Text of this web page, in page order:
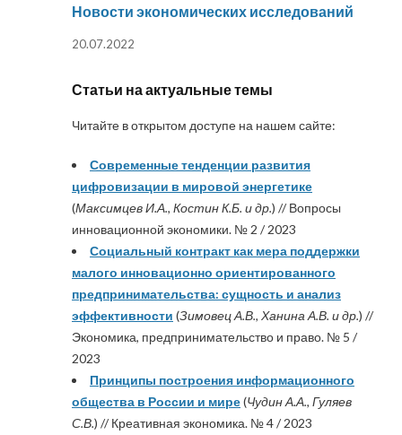
Новости экономических исследований
20.07.2022
Статьи на актуальные темы
Читайте в открытом доступе на нашем сайте:
Современные тенденции развития
цифровизации в мировой энергетике
(Максимцев И.А., Костин К.Б. и др.) // Вопросы
инновационной экономики. № 2 / 2023
Социальный контракт как мера поддержки
малого инновационно ориентированного
предпринимательства: сущность и анализ
эффективности (Зимовец А.В., Ханина А.В. и др.) //
Экономика, предпринимательство и право. № 5 /
2023
Принципы построения информационного
общества в России и мире(Чудин А.А., Гуляев
С.В.) // Креативная экономика. № 4 / 2023